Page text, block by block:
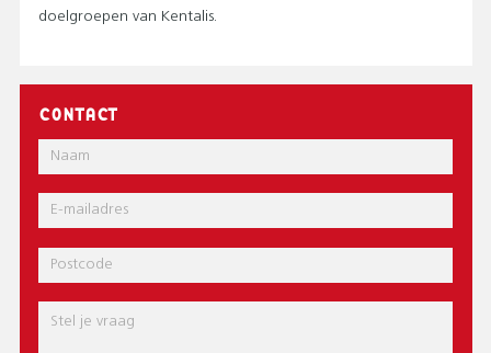
doelgroepen van Kentalis.
CONTACT
Naam
E-
mail
Postcode
Bericht